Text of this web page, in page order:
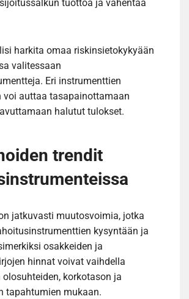
tuottoa ja vähentää
harkita omaa riskinsietokykyään
valitessaan
Eri instrumenttien
voi auttaa tasapainottamaan
halutut tulokset.
trendit
jatkuvasti muutosvoimia, jotka
kysyntään ja
osakkeiden ja
hinnat voivat vaihdella
korkotason ja
tapahtumien mukaan.